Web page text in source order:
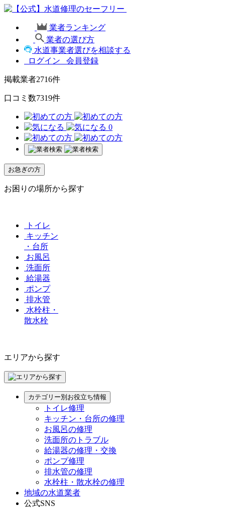
業者ランキング
業者の選び方
水道事業者選びを相談する
ログイン
会員登録
掲載業者2716件
口コミ数7319件
0
お急ぎの方
お困りの場所から探す
トイレ
キッチン
・台所
お風呂
洗面所
給湯器
ポンプ
排水管
水栓柱・
散水栓
エリアから探す
カテゴリー別お役立ち情報
トイレ修理
キッチン・台所の修理
お風呂の修理
洗面所のトラブル
給湯器の修理・交換
ポンプ修理
排水管の修理
水栓柱・散水栓の修理
地域の水道業者
公式SNS